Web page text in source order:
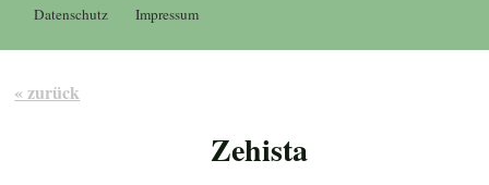
Datenschutz Impressum
« zurück
Zehista